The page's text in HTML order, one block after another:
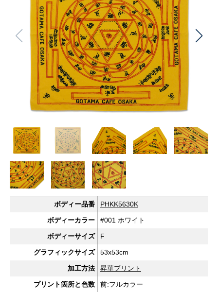
ボディー品番 PHKK5630K
ボディーカラー #001 ホワイト
ボディーサイズ F
グラフィックサイズ 53x53cm
加工方法 昇華プリント
プリント箇所と色数 前:フルカラー